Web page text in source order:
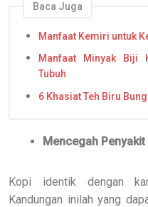
Baca Juga
Manfaat Kemiri untuk
Manfaat Minyak Biji
Tubuh
6 Khasiat Teh Biru
Mencegah
Kopi identik dengan
Kandungan inilah yang